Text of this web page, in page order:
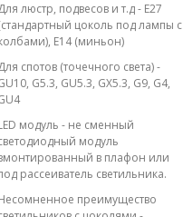
люстр, подвесов и т.д - E27
цоколь под лампы с
E14 (миньон)
спотов (точечного света) -
G5.3, GU5.3, GX5.3, G9, G4,
модуль - не сменный
модуль
в плафон или
рассеиватель светильника.
преимущество